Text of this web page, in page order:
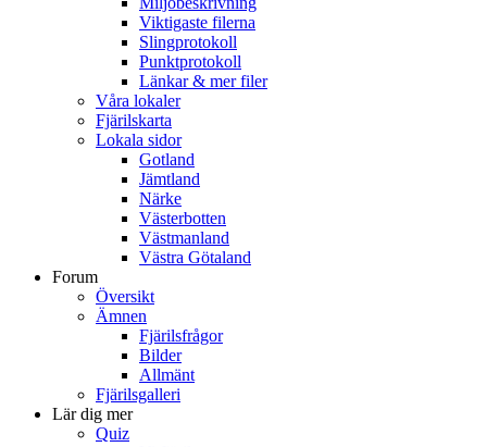
Viktigaste filerna
Slingprotokoll
Punktprotokoll
Länkar & mer filer
Våra lokaler
Fjärilskarta
Lokala sidor
Gotland
Jämtland
Närke
Västerbotten
Västmanland
Västra Götaland
Forum
Översikt
Ämnen
Fjärilsfrågor
Bilder
Allmänt
Fjärilsgalleri
Lär dig mer
Quiz